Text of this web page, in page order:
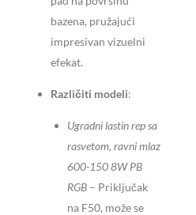
bazena, pružajući
impresivan vizuelni
efekat.
Različiti modeli:
Ugradni lastin rep sa
rasvetom, ravni mlaz
600-150 8W PB
RGB – Priključak
na F50, može se